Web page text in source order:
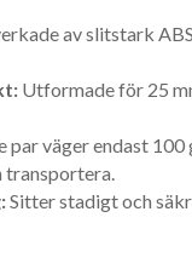
av slitstark
Utformade för 25
par väger endast 100
transportera.
Sitter stadigt och